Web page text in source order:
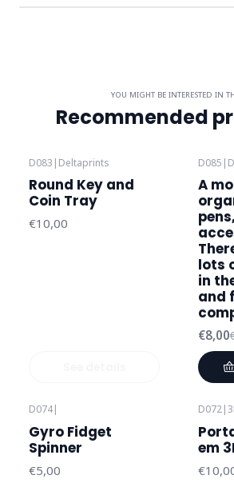
YOU MIGHT BE INTERESTED IN
Recommended
D083 | Deltaprints
Round Key and
Coin Tray
€10,00
D085 |
A
lots
in
and
€8,00
D074|
Gyro Fidget
Spinner
€5,00
D072|
em